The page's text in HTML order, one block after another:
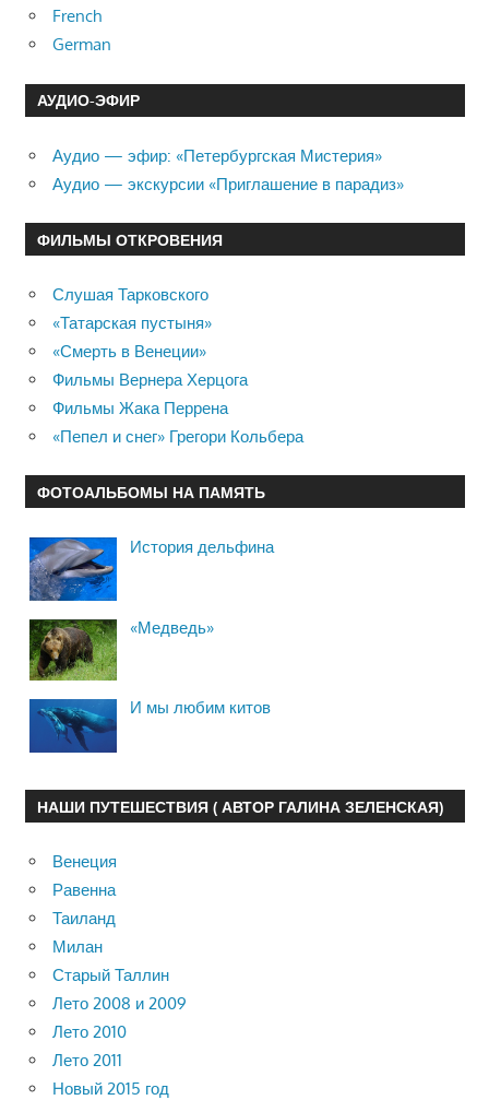
French
German
АУДИО-ЭФИР
Аудио — эфир: «Петербургская Мистерия»
Аудио — экскурсии «Приглашение в парадиз»
ФИЛЬМЫ ОТКРОВЕНИЯ
Слушая Тарковского
«Татарская пустыня»
«Смерть в Венеции»
Фильмы Вернера Херцога
Фильмы Жака Перрена
«Пепел и снег» Грегори Кольбера
ФОТОАЛЬБОМЫ НА ПАМЯТЬ
История дельфина
«Медведь»
И мы любим китов
НАШИ ПУТЕШЕСТВИЯ ( АВТОР ГАЛИНА ЗЕЛЕНСКАЯ)
Венеция
Равенна
Таиланд
Милан
Старый Таллин
Лето 2008 и 2009
Лето 2010
Лето 2011
Новый 2015 год